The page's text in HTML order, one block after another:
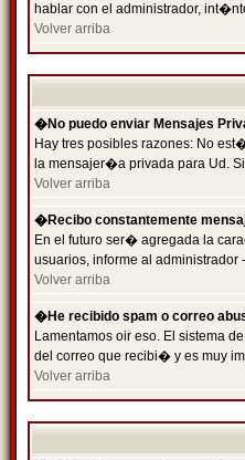
hablar con el administrador,
Volver arriba
�No puedo enviar Mensajes
Hay tres posibles razones: No
la mensajer�a privada para Ud.
Volver arriba
�Recibo constantemente
En el futuro ser� agregada la
usuarios, informe al
Volver arriba
�He recibido spam o correo
Lamentamos oir eso. El sistema
del correo que recibi� y es muy
Volver arriba